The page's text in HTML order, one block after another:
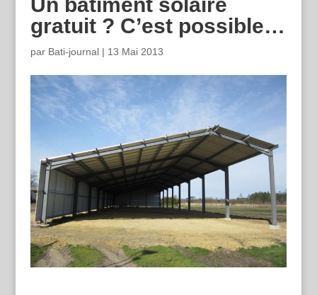
gratuit ? C’est possible…
par Bati-journal| 13 Mai 2013